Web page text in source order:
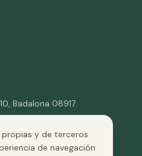
Badalona 08917
y de terceros
de navegación